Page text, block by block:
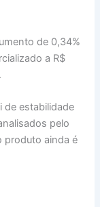
de 0,34%
a R$
de estabilidade
pelo
produto ainda é